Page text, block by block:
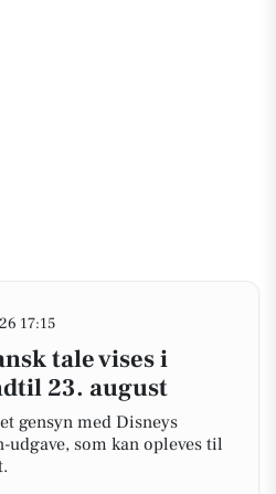
17:15
tale vises i
23. august
gensyn med Disneys
udgave, som kan opleves til